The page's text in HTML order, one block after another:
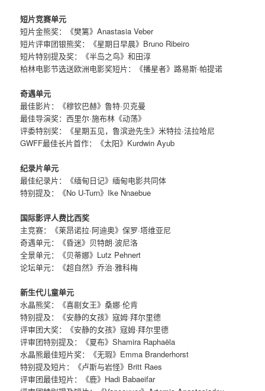
短片竞赛单元
短片金熊奖：《樊篱》Anastasia Veber
短片评审团银熊奖：《星期日早晨》Bruno Ribeiro
短片特别提及奖：《半岛之鸟》和田淳
柏林电影节选送欧洲电影奖短片：《播星者》路易斯·帕提诺
奇遇单元
最佳影片：《穆钦巴赫》鲁特·贝克曼
最佳导演奖：西里尔·施布林《动荡》
评委特别奖：《星期五见，鲁滨逊先生》米特拉·法拉哈尼
GWFF最佳长片首作：《太阳》Kurdwin Ayub
纪录片单元
最佳纪录片：《缅甸日记》缅甸电影共同体
特别提及：《No U-Turn》Ike Nnaebue
国际影评人费比西奖
主竞赛：《莱昂诺拉·阿迪奥》保罗·塔维亚尼
奇遇单元：《昏迷》贝特朗·波尼洛
全景单元：《贝蒂娜》Lutz Pehnert
论坛单元：《超自然》乔治·雅科梅
新生代儿童单元
水晶熊奖：《喜剧女王》桑娜·伦肯
特别提及：《安静的女孩》寇姆·拜尔里德
评审团大奖：《安静的女孩》寇姆·拜尔里德
评审团特别提及：《夏布》Shamira Raphaëla
水晶熊最佳短片奖：《无瑕》Emma Branderhorst
特别提及短片：《卢斯与岩怪》Britt Raes
评审团最佳短片：《鹿》Hadi Babaeifar